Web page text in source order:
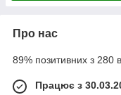
Про нас
89% позитивних з 280
Працює з